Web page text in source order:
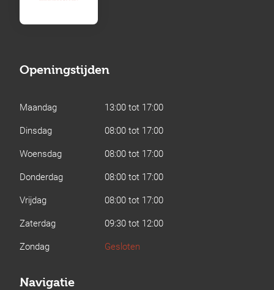
Openingstijden
Maandag
13:00 tot 17:00
Dinsdag
08:00 tot 17:00
Woensdag
08:00 tot 17:00
Donderdag
08:00 tot 17:00
Vrijdag
08:00 tot 17:00
Zaterdag
09:30 tot 12:00
Zondag
Gesloten
Navigatie